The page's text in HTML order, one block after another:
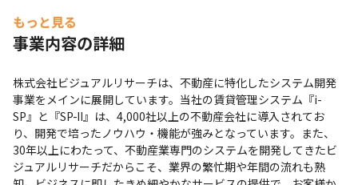
もっと見る
事業内容の詳細
株式会社ビジュアルリサーチは、不動産に特化したシステム開発
事業をメインに展開しています。当社の賃貸管理システム『i-
SP』と『SP-Ⅱ』は、4,000社以上の不動産会社に導入されてお
り、開発で培ったノウハウ・機能が強みとなっています。また、
30年以上にわたって、不動産業専門のシステムを開発してきたビ
ジュアルリサーチだからこそ、業界の繁忙期や年間の流れも熟